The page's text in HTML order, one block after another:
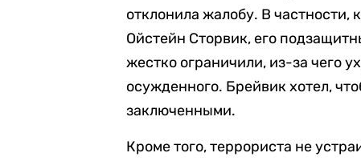
отклонила жалобу. В частности,
Ойстейн Сторвик, его
жестко ограничили, из-за чего
осужденного. Брейвик хотел,
заключенными.
Кроме того, террориста не